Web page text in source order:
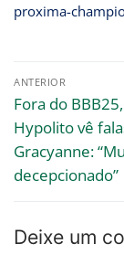
proxima-
ANTERIOR
Fora do
Hypolito vê
Gracyanne:
decepcionado”
Deixe um